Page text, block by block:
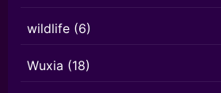
wildlife (6)
Wuxia (18)